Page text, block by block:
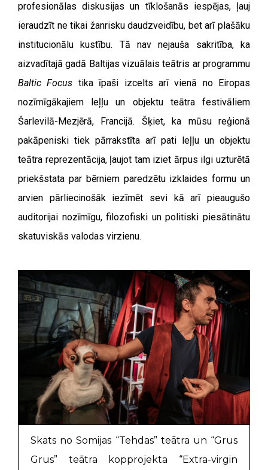
profesionālas diskusijas un tīklošanās iespējas, ļauj
ieraudzīt ne tikai žanrisku daudzveidību, bet arī plašāku
institucionālu kustību. Tā nav nejauša sakritība, ka
aizvadītajā gadā Baltijas vizuālais teātris ar programmu
Baltic Focus tika īpaši izcelts arī vienā no Eiropas
nozīmīgākajiem leļļu un objektu teātra festivāliem
Šarlevilā-Mezjērā, Francijā. Šķiet, ka mūsu reģionā
pakāpeniski tiek pārrakstīta arī pati leļļu un objektu
teātra reprezentācija, ļaujot tam iziet ārpus ilgi uzturētā
priekšstata par bērniem paredzētu izklaides formu un
arvien pārliecinošāk iezīmēt sevi kā arī pieaugušo
auditorijai nozīmīgu, filozofiski un politiski piesātinātu
skatuviskās valodas virzienu.
Skats no Somijas “Tehdas” teātra un “Grus
Grus” teātra kopprojekta “Extra-virgin